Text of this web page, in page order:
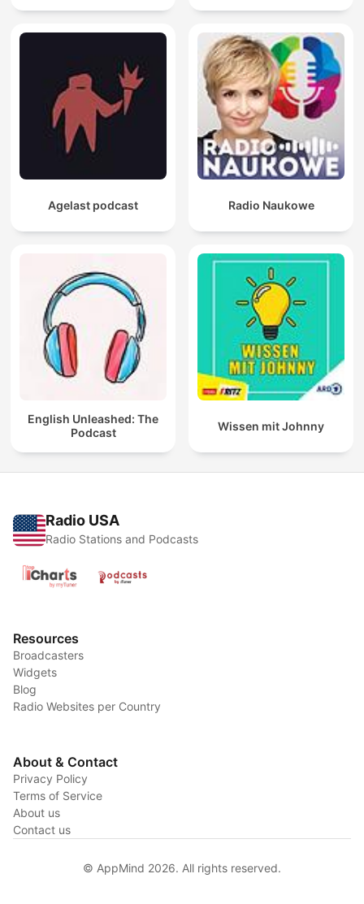
Agelast podcast Radio Naukowe
English Unleashed: The
Podcast
Wissen mit Johnny
Radio USA
Radio Stations and Podcasts
Resources
Broadcasters
Widgets
Blog
Radio Websites per Country
About & Contact
Privacy Policy
Terms of Service
About us
Contact us
© AppMind 2026. All rights reserved.